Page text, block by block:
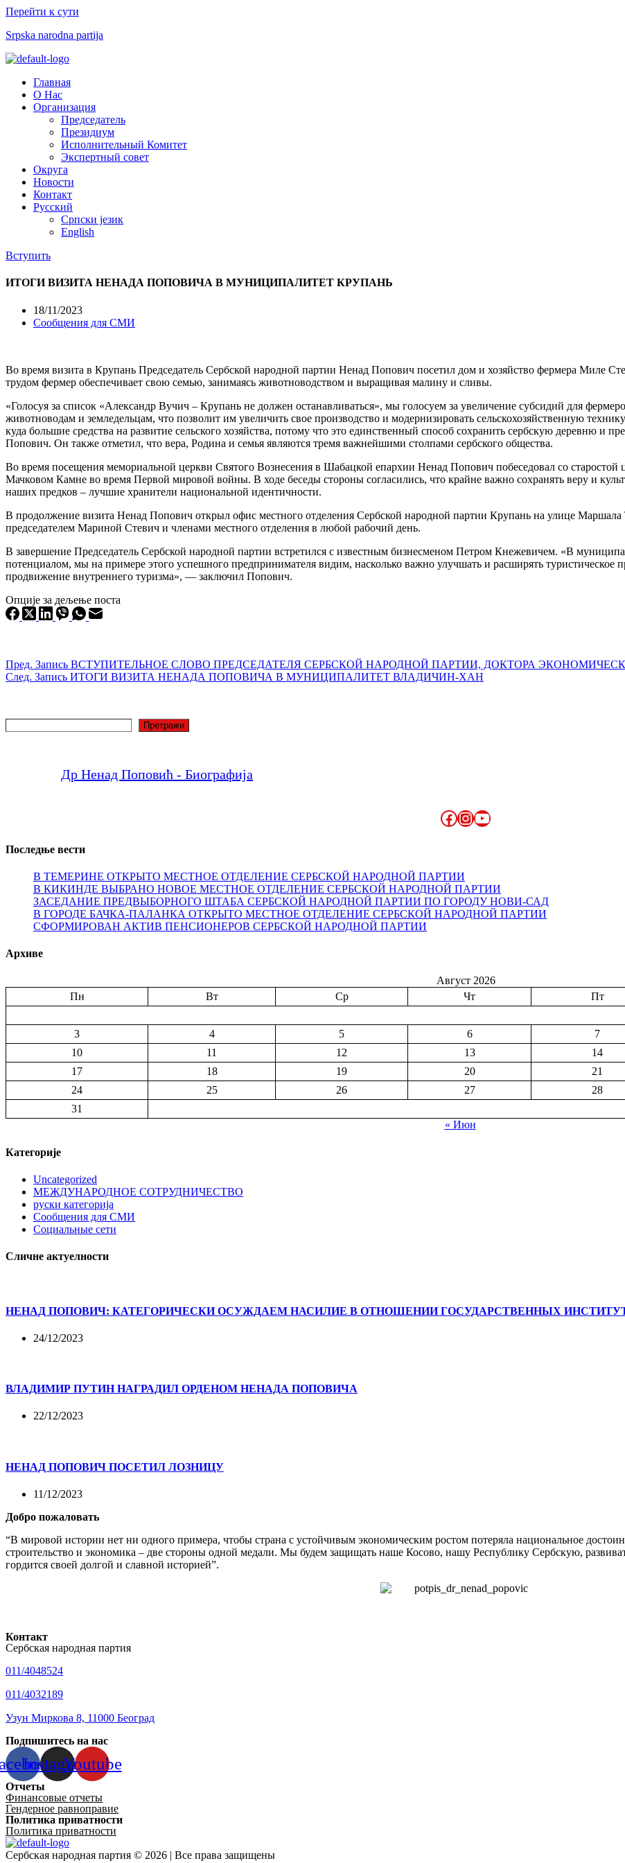
Перейти к сути
Srpska narodna partija
МенюГлавная
О Нас
Организация
Председатель
Президиум
Исполнительный Комитет
Экспертный совет​
Округа
Новости
Контакт
Русский
Српски језик
English
Вступить
ИТОГИ ВИЗИТА НЕНАДА ПОПОВИЧА В МУНИЦИПАЛИТЕТ КРУПАНЬ
18/11/2023
Сообщения для СМИ
Во время визита в Крупань Председатель Сербской народной партии Ненад Попович посетил дом и хозяйство фермера Миле
трудом фермер обеспечивает свою семью, занимаясь животноводством и выращивая малину и сливы.
«Голосуя за список «Александр Вучич – Крупань не должен останавливаться», мы голосуем за увеличение субсидий для
животноводам и земледельцам, что позволит им увеличить свое производство и модернизировать сельскохозяйственную
куда большие средства на развитие сельского хозяйства, потому что это единственный способ сохранить сербскую деревню и
Попович. Он также отметил, что вера, Родина и семья являются тремя важнейшими столпами сербского общества.
Во время посещения мемориальной церкви Святого Вознесения в Шабацкой епархии Ненад Попович побеседовал со
Мачковом Камне во время Первой мировой войны. В ходе беседы стороны согласились, что крайне важно сохранять веру и
наших предков – лучшие хранители национальной идентичности.
В продолжение визита Ненад Попович открыл офис местного отделения Сербской народной партии Крупань на улице
председателем Мариной Стевич и членами местного отделения в любой рабочий день.
В завершение Председатель Сербской народной партии встретился с известным бизнесменом Петром Кнежевичем. «В
потенциалом, мы на примере этого успешного предпринимателя видим, насколько важно улучшать и расширять туристическое
продвижение внутреннего туризма», — заключил Попович.
Опције за дељење поста
Пред. Запись ВСТУПИТЕЛЬНОЕ СЛОВО ПРЕДСЕДАТЕЛЯ СЕРБСКОЙ НАРОДНОЙ ПАРТИИ, ДОКТОРА
След. Запись ИТОГИ ВИЗИТА НЕНАДА ПОПОВИЧА В МУНИЦИПАЛИТЕТ ВЛАДИЧИН-ХАН
Претражи
Др Ненад Поповић - Биографија
Facebook
Instagram
YouTube
Последње вести
В ТЕМЕРИНЕ ОТКРЫТО МЕСТНОЕ ОТДЕЛЕНИЕ СЕРБСКОЙ НАРОДНОЙ ПАРТИИ
В КИКИНДЕ ВЫБРАНО НОВОЕ МЕСТНОЕ ОТДЕЛЕНИЕ СЕРБСКОЙ НАРОДНОЙ ПАРТИИ
ЗАСЕДАНИЕ ПРЕДВЫБОРНОГО ШТАБА СЕРБСКОЙ НАРОДНОЙ ПАРТИИ ПО ГОРОДУ НОВИ-САД
В ГОРОДЕ БАЧКА-ПАЛАНКА ОТКРЫТО МЕСТНОЕ ОТДЕЛЕНИЕ СЕРБСКОЙ НАРОДНОЙ ПАРТИИ
СФОРМИРОВАН АКТИВ ПЕНСИОНЕРОВ СЕРБСКОЙ НАРОДНОЙ ПАРТИИ
Архиве
Август 2026
Пн
Вт Ср Чт Пт
3
4 5 6 7
10
11 12 13 14
17
18 19 20 21
24
25 26 27 28
31
« Июн
Категорије
Uncategorized
МЕЖДУНАРОДНОЕ СОТРУДНИЧЕСТВО
руски категорија
Сообщения для СМИ
Социальные сети
Сличне актуелности
НЕНАД ПОПОВИЧ: КАТЕГОРИЧЕСКИ ОСУЖДАЕМ НАСИЛИЕ В ОТНОШЕНИИ ГОСУДАРСТВЕННЫХ
24/12/2023
ВЛАДИМИР ПУТИН НАГРАДИЛ ОРДЕНОМ НЕНАДА ПОПОВИЧА
22/12/2023
НЕНАД ПОПОВИЧ ПОСЕТИЛ ЛОЗНИЦУ
11/12/2023
Добро пожаловать
“В мировой истории нет ни одного примера, чтобы страна с устойчивым экономическим ростом потеряла национальное
строительство и экономика – две стороны одной медали. Мы будем защищать наше Косово, нашу Республику Сербскую,
гордится своей долгой и славной историей”.
Контакт
Сербская народная партия
011/4048524
011/4032189
Узун Миркова 8, 11000 Београд
Подпишитесь на нас
InstagramYoutube
Отчеты
Финансовые отчеты
Гендерное равноправие
Политика приватности
Политика приватности
Сербская народная партия © 2026 | Все права защищены